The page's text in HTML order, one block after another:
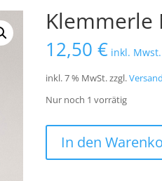
Klemmerle
12,50€ inkl. Mwst.
inkl. 7 % MwSt.zzgl.
Nur noch 1 vorrätig
2002
In den